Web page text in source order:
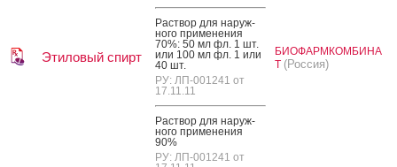
Этиловый спирт
Рас­твор для на­руж­
но­го при­мене­ния
70%: 50 мл фл. 1 шт.
или 100 мл фл. 1 или
40 шт.
РУ: ЛП-001241 от
17.11.11
Рас­твор для на­руж­
но­го при­мене­ния
90%
РУ: ЛП-001241 от
БИОФАРМКОМБИНА
Т (Россия)